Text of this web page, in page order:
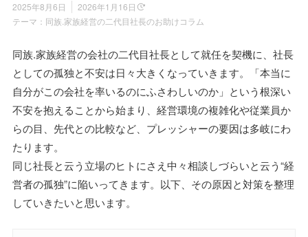
2025年8月6日
2026年1月16日
テーマ： 同族.家族経営の二代目社長のお助けコラム
同族.家族経営の会社の二代目社長として就任を契機に、社長
としての孤独と不安は日々大きくなっていきます。「本当に
自分がこの会社を率いるのにふさわしいのか」という根深い
不安を抱えることから始まり、経営環境の複雑化や従業員か
らの目、先代との比較など、プレッシャーの要因は多岐にわ
たります。
同じ社長と云う立場のヒトにさえ中々相談しづらいと云う“経
営者の孤独”に陥いってきます。以下、その原因と対策を整理
していきたいと思います。